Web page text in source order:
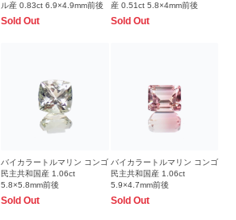
ル産 0.83ct 6.9×4.9mm前後
Sold Out
産 0.51ct 5.8×4mm前後
Sold Out
バイカラートルマリン コンゴ
民主共和国産 1.06ct
5.8×5.8mm前後
Sold Out
バイカラートルマリン コンゴ
民主共和国産 1.06ct
5.9×4.7mm前後
Sold Out